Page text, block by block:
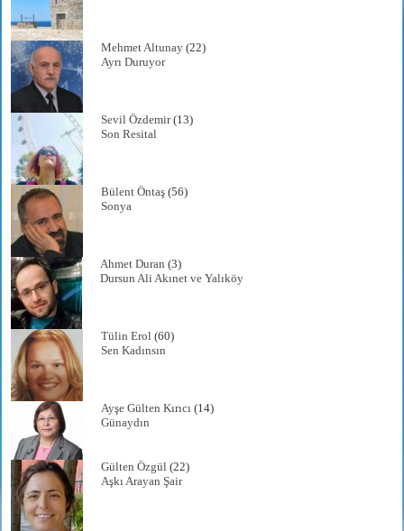
Mehmet Altunay (22)
Ayrı Duruyor
Sevil Özdemir(13)
Son Resital
Bülent Öntaş (56)
Sonya
Ahmet Duran (3)
Dursun Ali Akınet ve Yalıköy
Tülin Erol (60)
Sen Kadınsın
Ayşe Gülten Kırıcı (14)
Günaydın
Gülten Özgül (22)
Aşkı Arayan Şair